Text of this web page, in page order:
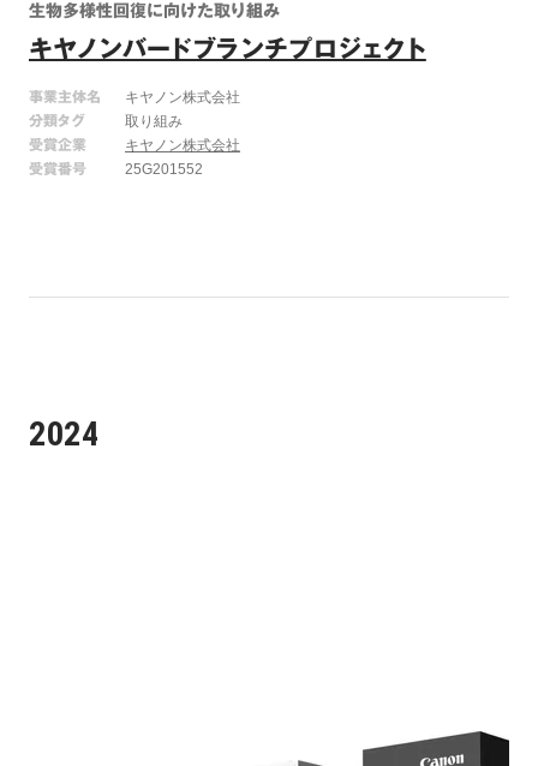
生物多様性回復に向けた取り組み
キヤノンバードブランチプロジェクト
事業主体名
キヤノン株式会社
分類タグ
取り組み
受賞企業
キヤノン株式会社
受賞番号
25G201552
2024